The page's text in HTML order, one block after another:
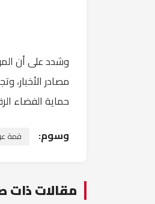
وشدد على أن
مصادر الأخبار،
حماية الفضاء
وسوم: قمة
مقالات ذات